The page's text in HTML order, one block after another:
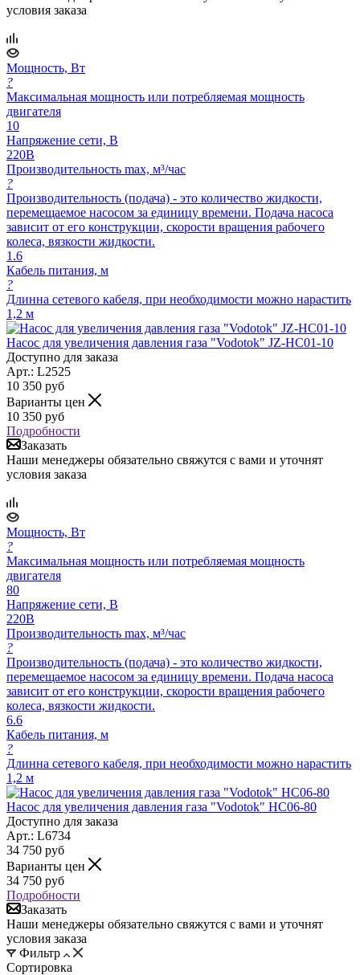
условия заказа
Мощность, Вт
?
Максимальная мощность или потребляемая мощность
двигателя
10
Напряжение сети, В
220В
Производительность max, м³/час
?
Производительность (подача) - это количество жидкости,
перемещаемое насосом за единицу времени. Подача насоса
зависит от его конструкции, скорости вращения рабочего
колеса, вязкости жидкости.
1.6
Кабель питания, м
?
Длинна сетевого кабеля, при необходимости можно нарастить
1,2 м
Насос для увеличения давления газа "Vodotok" JZ-HC01-10
Доступно для заказа
Арт.: L2525
10 350 руб
Варианты цен
10 350 руб
Подробности
Заказать
Наши менеджеры обязательно свяжутся с вами и уточнят
условия заказа
Мощность, Вт
?
Максимальная мощность или потребляемая мощность
двигателя
80
Напряжение сети, В
220В
Производительность max, м³/час
?
Производительность (подача) - это количество жидкости,
перемещаемое насосом за единицу времени. Подача насоса
зависит от его конструкции, скорости вращения рабочего
колеса, вязкости жидкости.
6.6
Кабель питания, м
?
Длинна сетевого кабеля, при необходимости можно нарастить
1,2 м
Насос для увеличения давления газа "Vodotok" HC06-80
Доступно для заказа
Арт.: L6734
34 750 руб
Варианты цен
34 750 руб
Подробности
Заказать
Наши менеджеры обязательно свяжутся с вами и уточнят
условия заказа
Фильтр
Сортировка